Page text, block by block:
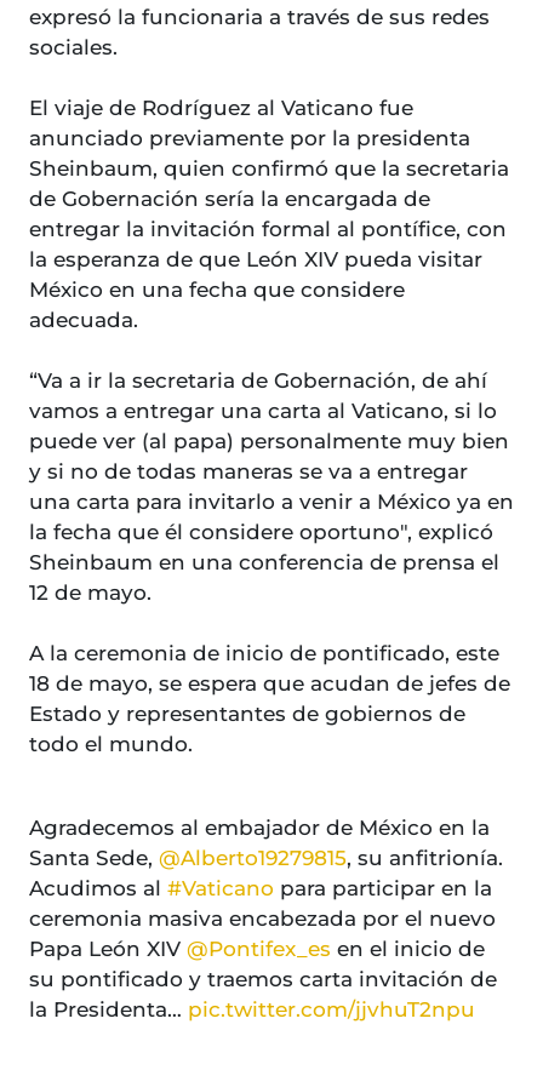
expresó la funcionaria a través de sus redes
sociales.
El viaje de Rodríguez al Vaticano fue
anunciado previamente por la presidenta
Sheinbaum, quien confirmó que la secretaria
de Gobernación sería la encargada de
entregar la invitación formal al pontífice, con
la esperanza de que León XIV pueda visitar
México en una fecha que considere
adecuada.
“Va a ir la secretaria de Gobernación, de ahí
vamos a entregar una carta al Vaticano, si lo
puede ver (al papa) personalmente muy bien
y si no de todas maneras se va a entregar
una carta para invitarlo a venir a México ya en
la fecha que él considere oportuno", explicó
Sheinbaum en una conferencia de prensa el
12 de mayo.
A la ceremonia de inicio de pontificado, este
18 de mayo, se espera que acudan de jefes de
Estado y representantes de gobiernos de
todo el mundo.
Agradecemos al embajador de México en la
Santa Sede, @Alberto19279815, su anfitrionía.
Acudimos al #Vaticano para participar en la
ceremonia masiva encabezada por el nuevo
Papa León XIV @Pontifex_es en el inicio de
su pontificado y traemos carta invitación de
la Presidenta… pic.twitter.com/jjvhuT2npu